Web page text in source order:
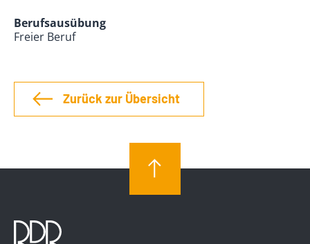
Berufsausübung
Freier Beruf
Zurück zur Übersicht